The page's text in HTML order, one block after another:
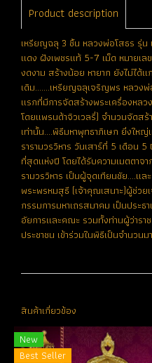
Product description
เหรียญฉลุ 3 ชิ้น หลวงพ่อโสธร รุ่
แดง ฝังเพชรแท้ 5-7 เม็ด หมายเ
งดงาม สร้างน้อย หายาก ยังไม่ได้
เดิม.......เหรียญฉลุเจริญพร หลวง
แรกที่มีการจัดสร้างพระเครื่องหล
โดยแพรนด้าจิวเวลรี่) จำนวนจัดส
เท่านั้น....พิธีมหาพุทธาภิเษก ยิ่งให
รารามวรวิหาร วันเสาร์ที่ 5 เดือน
ที่สุดแห่งปี โดยได้รับความเมตตาจ
รามวรวิหาร เป็นผู้จุดเทียนชัย....แ
พระพรหมสุธี (เจ้าคุณเสนาะ)ผู้ช่วย
กรรมการมหาเถรสมาคม เป็นประ
อัยการและคณะ รวมทั้งท่านผู้ว่าราช
ประชาชน เข้าร่วมในพิธีเป็นจำนวนม
สินค้าเกี่ยวข้อง
New
Best Seller